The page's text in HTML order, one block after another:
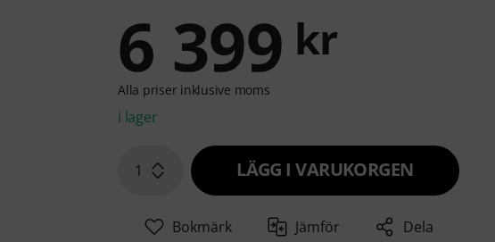
6 399 kr
Alla priser inklusive moms
i lager
1 LÄGG I VARUKORGEN
Bokmärk Jämför Dela